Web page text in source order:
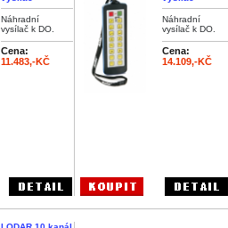
Náhradní
vysílač k DO.
Cena:
11.483,-KČ
Náhradní
vysílač k DO.
Cena:
14.109,-KČ